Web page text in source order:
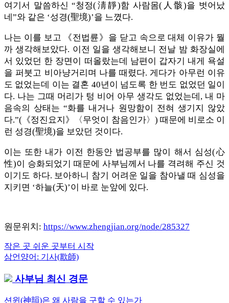
여기서 말씀하신 “청정(淸靜)함 사람몸(人骸)을 벗어났
네”와 같은 ‘성경(聖境)’을 느꼈다.
나는 이를 보고 《전법륜》을 닫고 속으로 대체 이유가 뭘
까 생각해보았다. 이전 일을 생각해보니 전날 밤 화장실에
서 있었던 한 장면이 떠올랐는데 남편이 갑자기 내게 욕설
을 퍼붓고 비아냥거리며 나를 때렸다. 게다가 아무런 이유
도 없었는데 이는 결혼 40년이 넘도록 한 번도 없었던 일이
다. 나는 그때 머리가 텅 비어 아무 생각도 없었는데, 내 마
음속의 상태는 “화를 내거나 원망함이 전혀 생기지 않았
다.”(《정진요지》〈무엇이 참음인가〉) 때문에 비로소 이
런 성경(聖境)을 보았던 것이다.
이는 또한 내가 이전 한동안 법공부를 많이 해서 심성(心
性)이 승화되었기 때문에 사부님께서 나를 격려해 주신 것
이기도 하다. 보아하니 참기 어려운 일을 참아낼 때 심성을
지키면 ‘하늘(天)’이 바로 눈앞에 있다.
원문위치: https://www.zhengjian.org/node/285327
글
내
비
게
Previous
Post:
작은 곳 쉬운 곳부터 시작
Next
삼언양어: 기사(欺師)
사부님 최신 경문
션윈(神韻)은 왜 사람을 구할 수 있는가